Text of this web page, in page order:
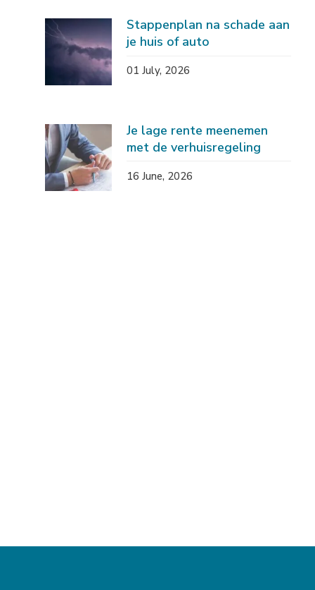
Stappenplan na schade aan
je huis of auto
01 July, 2026
Je lage rente meenemen
met de verhuisregeling
16 June, 2026